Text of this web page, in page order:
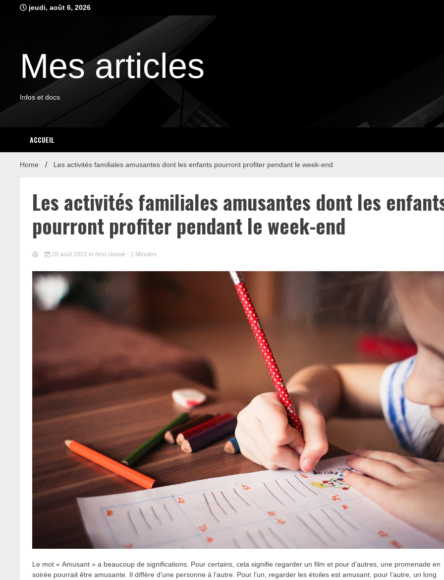
jeudi, août 6, 2026
Mes articles
Infos et docs
ACCUEIL
Home Les activités familiales amusantes dont les enfants pourront profiter pendant le week-end
Les activités familiales amusantes dont les
pourront profiter pendant le week-end
28 août 2022 in Non classé - 2 Minutes
Le mot « Amusant » a beaucoup de significations. Pour certains, cela signifie regarder un film et pour d’autres, une promenade en
soirée pourrait être amusante. Il diffère d’une personne à l’autre. Pour l’un, regarder les étoiles est amusant, pour l’autre, un long